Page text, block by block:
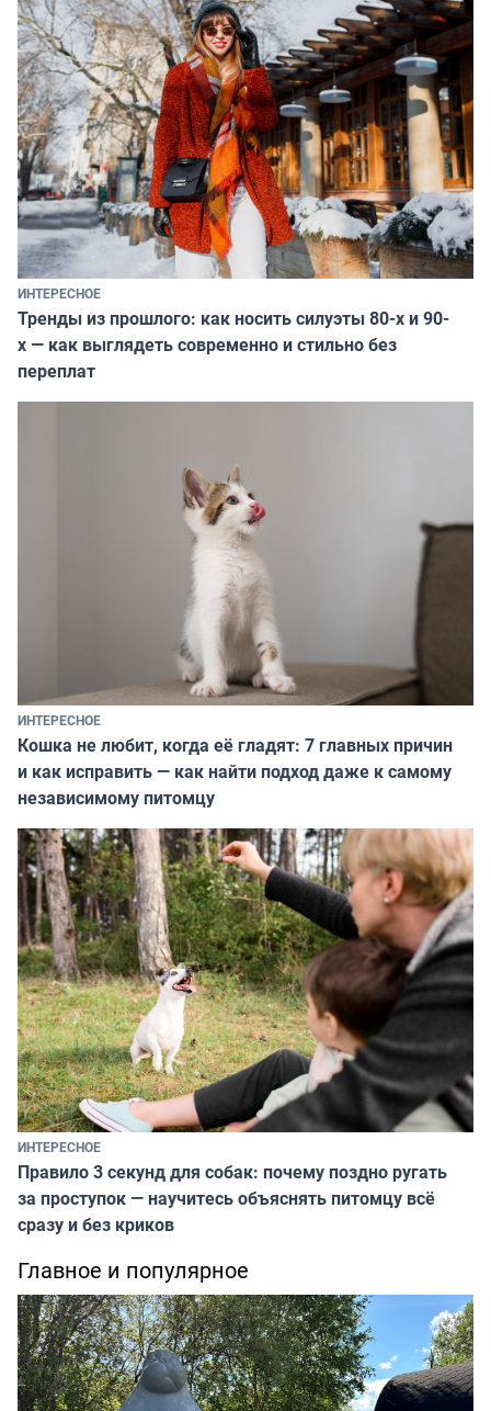
ИНТЕРЕСНОЕ
Тренды из прошлого: как носить силуэты 80-х и 90-
х — как выглядеть современно и стильно без
переплат
ИНТЕРЕСНОЕ
Кошка не любит, когда её гладят: 7 главных причин
и как исправить — как найти подход даже к самому
независимому питомцу
ИНТЕРЕСНОЕ
Правило 3 секунд для собак: почему поздно ругать
за проступок — научитесь объяснять питомцу всё
сразу и без криков
Главное и популярное